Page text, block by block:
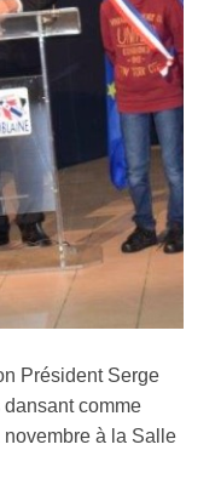
Président Serge
comme
novembre à la Salle